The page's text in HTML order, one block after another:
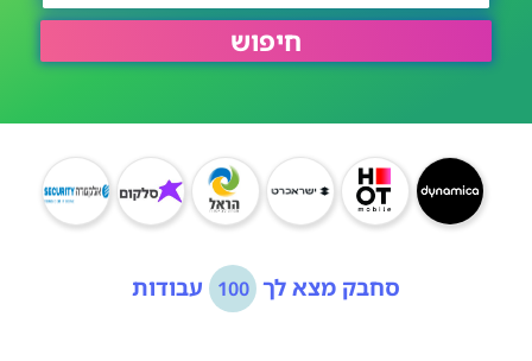
חיפוש
סחבק מצא לך 100 עבודות